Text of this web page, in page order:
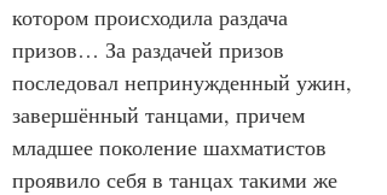
котором происходила раздача
призов… За раздачей призов
последовал непринужденный ужин,
завершённый танцами, причем
младшее поколение шахматистов
проявило себя в танцах такими же